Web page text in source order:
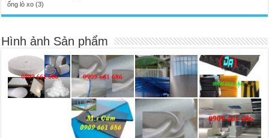
ống lò xo (3)
Hình ảnh Sản phẩm